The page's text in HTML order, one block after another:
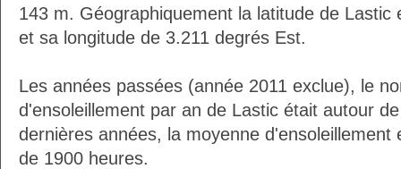
143 m. Géographiquement la latitude de Lastic
et sa longitude de 3.211 degrés Est.
Les années passées (année 2011 exclue), le
d'ensoleillement par an de Lastic était autour
dernières années, la moyenne d'ensoleillement
de 1900 heures.